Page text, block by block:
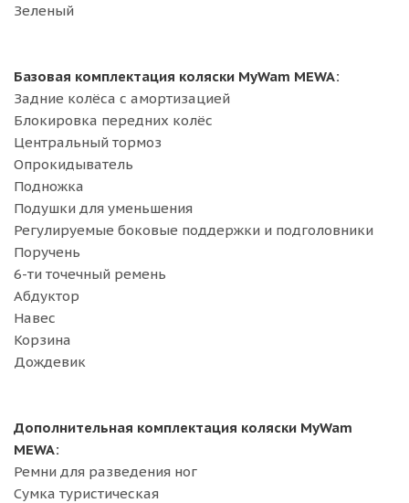
Зеленый
Базовая комплектация коляски MyWam MEWA:
Задние колёса с амортизацией
Блокировка передних колёс
Центральный тормоз
Опрокидыватель
Подножка
Подушки для уменьшения
Регулируемые боковые поддержки и подголовники
Поручень
6-ти точечный ремень
Абдуктор
Навес
Корзина
Дождевик
Дополнительная комплектация коляски MyWam
MEWA:
Ремни для разведения ног
Сумка туристическая